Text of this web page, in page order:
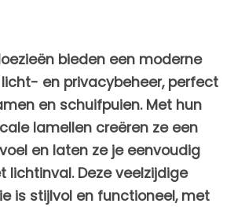
bieden een moderne
en privacybeheer, perfect
en schuifpuien. Met hun
lamellen creëren ze een
en laten ze je eenvoudig
lichtinval. Deze veelzijdige
is stijlvol en functioneel, met